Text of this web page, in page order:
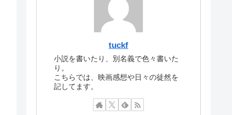
tuckf
小説を書いたり、別名義で色々書いた
り。
こちらでは、映画感想や日々の徒然を
記してます。